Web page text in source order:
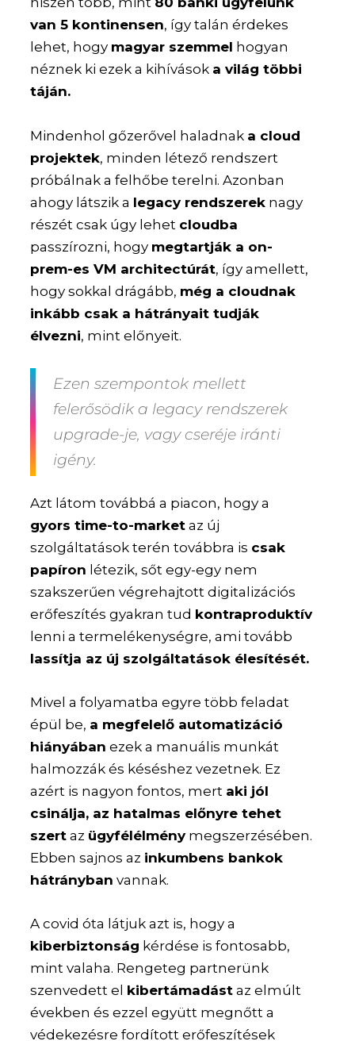
van 5 kontinensen, így talán érdekes
lehet, hogy magyar szemmel hogyan
néznek ki ezek a kihívások a világ többi
táján.
Mindenhol gőzerővel haladnak a cloud
projektek, minden létező rendszert
próbálnak a felhőbe terelni. Azonban
ahogy látszik a legacy rendszerek nagy
részét csak úgy lehet cloudba
passzírozni, hogy megtartják a on-
prem-es VM architectúrát, így amellett,
hogy sokkal drágább, még a cloudnak
inkább csak a hátrányait tudják
élvezni, mint előnyeit.
Ezen szempontok mellett
felerősödik a legacy rendszerek
upgrade-je, vagy cseréje iránti
igény.
Azt látom továbbá a piacon, hogy a
gyors time-to-market az új
szolgáltatások terén továbbra is csak
papíron létezik, sőt egy-egy nem
szakszerűen végrehajtott digitalizációs
erőfeszítés gyakran tud kontraproduktív
lenni a termelékenységre, ami tovább
lassítja az új szolgáltatások élesítését.
Mivel a folyamatba egyre több feladat
épül be, a megfelelő automatizáció
hiányában ezek a manuális munkát
halmozzák és késéshez vezetnek. Ez
azért is nagyon fontos, mert aki jól
csinálja, az hatalmas előnyre tehet
szert az ügyfélélménymegszerzésében.
Ebben sajnos az inkumbens bankok
hátrányban vannak.
A covid óta látjuk azt is, hogy a
kiberbiztonság kérdése is fontosabb,
mint valaha. Rengeteg partnerünk
szenvedett el kibertámadást az elmúlt
években és ezzel együtt megnőtt a
védekezésre fordított erőfeszítések